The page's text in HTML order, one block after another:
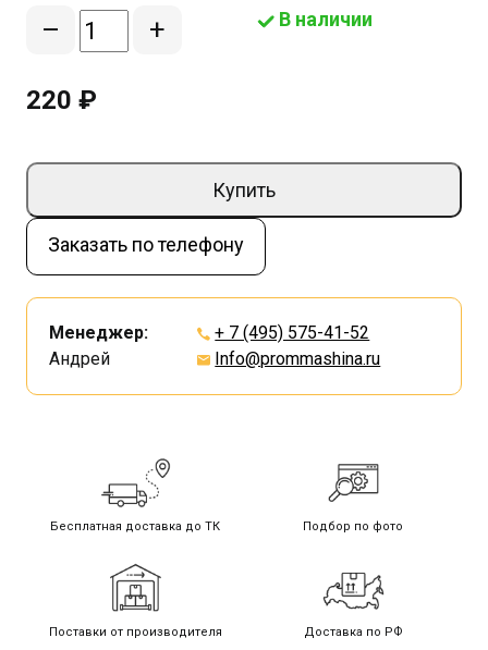
– + В наличии
220 ₽
Купить
Заказать по телефону
Менеджер:
Андрей
+ 7 (495) 575-41-52
Info@prommashina.ru
Бесплатная доставка до ТК Подбор по фото
Поставки от производителя Доставка по РФ